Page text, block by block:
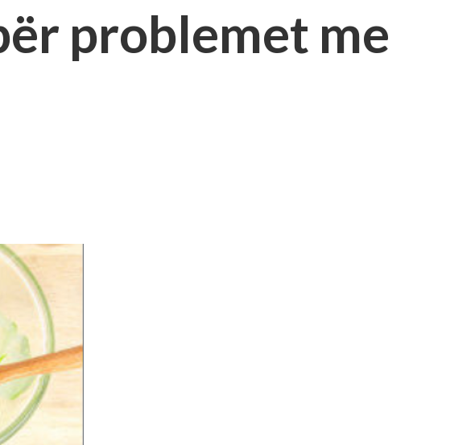
problemet me